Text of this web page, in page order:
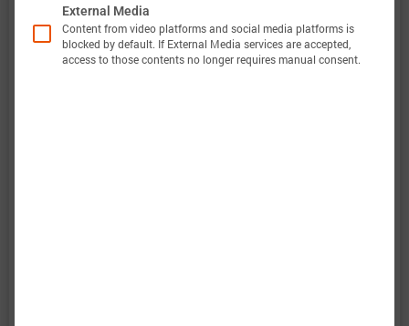
电池数据包含原始测量数据和仿真数据。所有实验
都会计算电压、温度、功率和能量的准确性。这使
得可以轻松评估和分析巴特莫电池模型的有效性。
External Media
Content from video platforms and social media platforms is
blocked by default. If External Media services are accepted,
access to those contents no longer requires manual consent.